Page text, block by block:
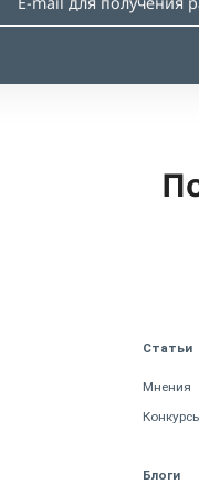
Статьи
Мнения
Блоги